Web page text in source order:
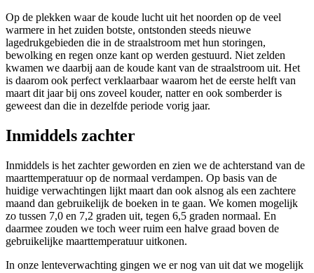
Op de plekken waar de koude lucht uit het noorden op de veel
warmere in het zuiden botste, ontstonden steeds nieuwe
lagedrukgebieden die in de straalstroom met hun storingen,
bewolking en regen onze kant op werden gestuurd. Niet zelden
kwamen we daarbij aan de koude kant van de straalstroom uit. Het
is daarom ook perfect verklaarbaar waarom het de eerste helft van
maart dit jaar bij ons zoveel kouder, natter en ook somberder is
geweest dan die in dezelfde periode vorig jaar.
Inmiddels zachter
Inmiddels is het zachter geworden en zien we de achterstand van de
maarttemperatuur op de normaal verdampen. Op basis van de
huidige verwachtingen lijkt maart dan ook alsnog als een zachtere
maand dan gebruikelijk de boeken in te gaan. We komen mogelijk
zo tussen 7,0 en 7,2 graden uit, tegen 6,5 graden normaal. En
daarmee zouden we toch weer ruim een halve graad boven de
gebruikelijke maarttemperatuur uitkonen.
In onze lenteverwachting gingen we er nog van uit dat we mogelijk